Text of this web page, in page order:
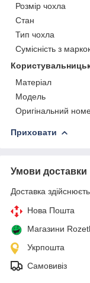
Розмір чохла
Стан
Тип чохла
Сумісність з
Матеріал
Модель
Оригінальний
Приховати
Умови доставки
Доставка
Нова Пошта
Магазини
Укрпошта
Самовивіз